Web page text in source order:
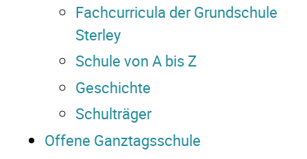
Fachcurricula der Grundschule
Sterley
Schule von A bis Z
Geschichte
Schulträger
Offene Ganztagsschule